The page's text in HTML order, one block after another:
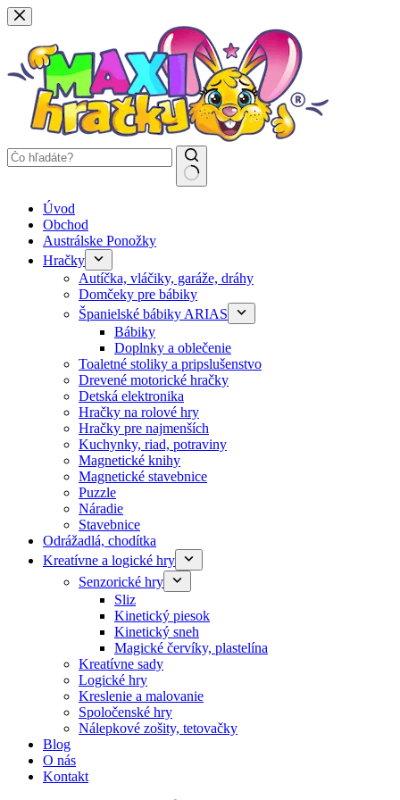
Späť
na
obsah
výsledkyÚvod
Obchod
Austrálske Ponožky
Hračky
Autíčka, vláčiky, garáže, dráhy
Domčeky pre bábiky
Španielské bábiky ARIAS
Bábiky
Doplnky a oblečenie
Toaletné stoliky a pripslušenstvo
Drevené motorické hračky
Detská elektronika
Hračky na rolové hry
Hračky pre najmenších
Kuchynky, riad, potraviny
Magnetické knihy
Magnetické stavebnice
Puzzle
Náradie
Stavebnice
Odrážadlá, chodítka
Kreatívne a logické hry
Senzorické hry
Sliz
Kinetický piesok
Kinetický sneh
Magické červíky, plastelína
Kreatívne sady
Logické hry
Kreslenie a malovanie
Spoločenské hry
Nálepkové zošity, tetovačky
Blog
O nás
Kontakt